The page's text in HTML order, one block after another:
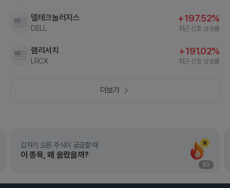
델테크놀러지스
DELL
+197.52%
최근 신호 상승률
램리서치
LRCX
+191.02%
최근 신호 상승률
더보기
N
갑자기 오른 주식이 궁금할 때
이 종목, 왜 올랐을까?
1/2